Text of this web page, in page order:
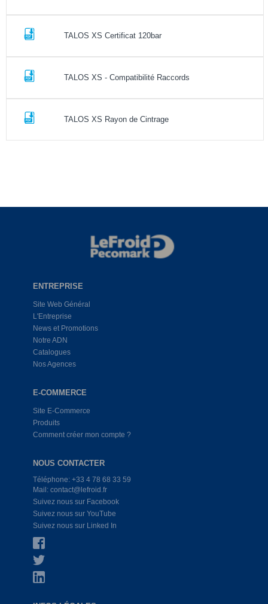
TALOS XS Certificat 120bar
TALOS XS - Compatibilité Raccords
TALOS XS Rayon de Cintrage
ENTREPRISE
Site Web Général
L'Entreprise
News et Promotions
Notre ADN
Catalogues
Nos Agences
E-COMMERCE
Site E-Commerce
Produits
Comment créer mon compte ?
NOUS CONTACTER
Téléphone: +33 4 78 68 33 59
Mail: contact@lefroid.fr
Suivez nous sur Facebook
Suivez nous sur YouTube
Suivez nous sur Linked In